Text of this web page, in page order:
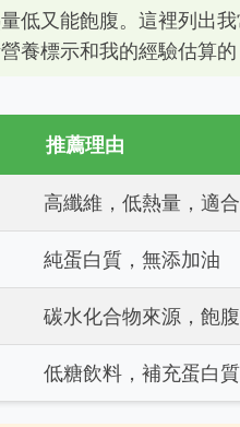
低又能飽腹。這裡列出
養標示和我的經驗估算的
推薦理由
高纖維，低熱量，適
純蛋白質，無添加油
碳水化合物來源，飽
低糖飲料，補充蛋白質